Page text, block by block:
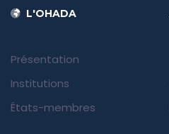
L'OHADA
Présentation
Institutions
États-membres